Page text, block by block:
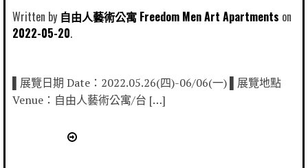
Written by 自由人藝術公寓 Freedom Men Art Apartments
2022-05-20
▌展覽日期 Date：2022.05.26(四)-06/06(一) ▌展覽地點
Venue：自由人藝術公寓/台 […]